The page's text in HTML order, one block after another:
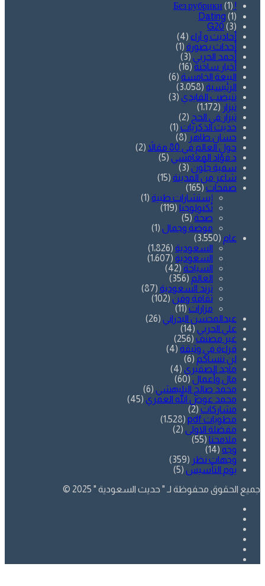
! Без рубрики
(1)
Dating (1)
G20 (3)
أحاديث و آراء (4)
أحداث بصورة (1)
أحمد الحربي (3)
أخبار ساخنة (16)
البيعة الخامسة (6)
الرئيسية (3٬058)
تنيضب الفايدي (3)
تيزار (1٬172)
تيزار في الحج (2)
حديث الذكريات (1)
حسان طاهر (8)
حول العالم في 80 مقالاً
(2)
د.فؤاد المغامسي (5)
سمية جلّون (3)
شاعر من المدينة (15)
صفحات (165)
إستشارات طبية (1)
تكنولوجيا (119)
صحة (5)
موضة وجمال (1)
عام (3٬550)
السعودية (1٬826)
السعودية (1٬607)
السياحة (42)
العالم (356)
ترند السعودية (87)
ثقافة وفن (102)
مزارات (11)
عبدالمحسن البدراني (26)
علي الحربي (14)
غير مصنف (256)
قراءة في وثيقة (4)
لن ننساكم (6)
ماجد الصقيري (4)
مال وأعمال (60)
محمد صالح البليهشي (6)
محمد عوض الله العمري (45)
مشاركات (2)
مطويات pdf
(1٬528)
مفضلة الاولى (2)
ملامحنا (55)
وجه (14)
وجهات نظر (359)
يوم التأسيس (5)
جميع الحقوق محفوظة لـ " حديث السعودية " 2025 ©